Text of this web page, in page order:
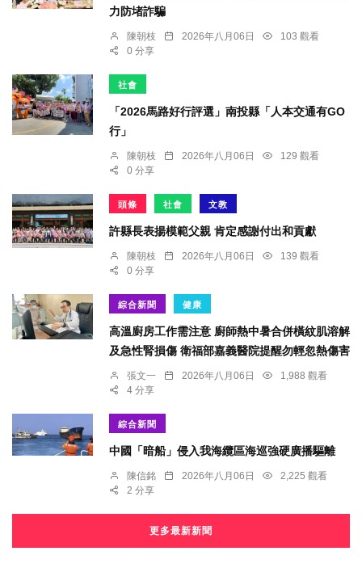
力防堵詐騙
陳朝枝 2026年八月06日
103 觀看
0 分享
社會
「2026馬路好行評選」南投縣「人本交通有GO
行」
陳朝枝 2026年八月06日
129 觀看
0 分享
頭條 社會 文教
許縣長表揚模範父親 肯定感謝付出和貢獻
陳朝枝 2026年八月06日
139 觀看
0 分享
綜合新聞 健康
高溫廚房工作需注意 廚師熱中暑合併橫紋肌溶解
及急性腎損傷 衛福部嘉義醫院提醒勿輕忽熱傷害
張文一 2026年八月06日
1,988 觀看
4 分享
綜合新聞
中國「暗船」侵入我海纜區海巡強硬廣播驅離
陳信銘 2026年八月06日
2,225 觀看
2 分享
更多最新新聞